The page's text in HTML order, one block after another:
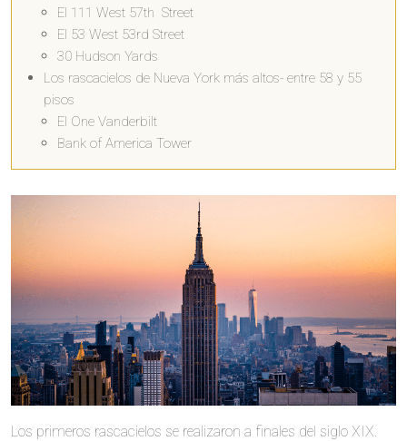
El 111 West 57th Street
El 53 West 53rd Street
30 Hudson Yards
Los rascacielos de Nueva York más altos- entre 58 y 55
pisos
El One Vanderbilt
Bank of America Tower
Los primeros rascacielos se realizaron a finales del siglo XIX.